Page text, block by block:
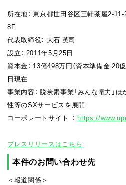
所在地： 東京都世田谷区三軒茶屋2-
8F
代表取締役： 大石 英司
設立： 2011年5月25日
資本金： 13億498万円（資本準備金 20
日現在
事業内容： 脱炭素事業「みんな電力」
性等のSXサービスを展開
コーポレートサイト ： https://
プレスリリースはこちら
本件のお問い合わせ先
＜報道関係＞